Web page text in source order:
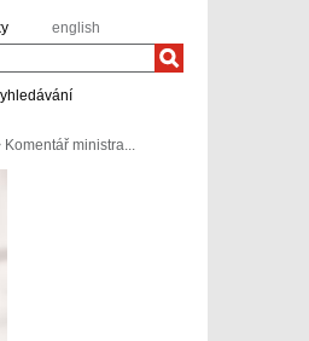
english
Komentář ministra...